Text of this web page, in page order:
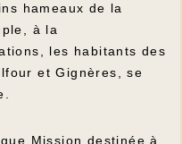
hameaux de la
à la
les habitants des
et Gignères, se
Mission destinée à